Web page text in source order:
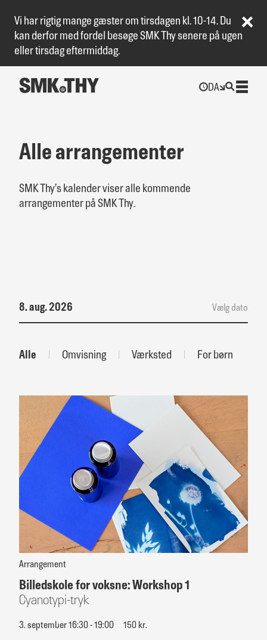
Vi har rigtig mange gæster om tirsdagen kl. 10-14. Du
kan derfor med fordel besøge SMK Thy senere på ugen
eller tirsdag eftermiddag.
DA
Alle arrangemen­­ter
SMK Thy’s kalender viser alle kommende
arrangementer på SMK Thy.
8. aug. 2026 Vælg dato
Alle Omvisning Værksted For børn
Arrangement
Billedskole for voksne: Workshop 1
Cyanotypi-tryk
3. september 16:30 - 19:00 150 kr.